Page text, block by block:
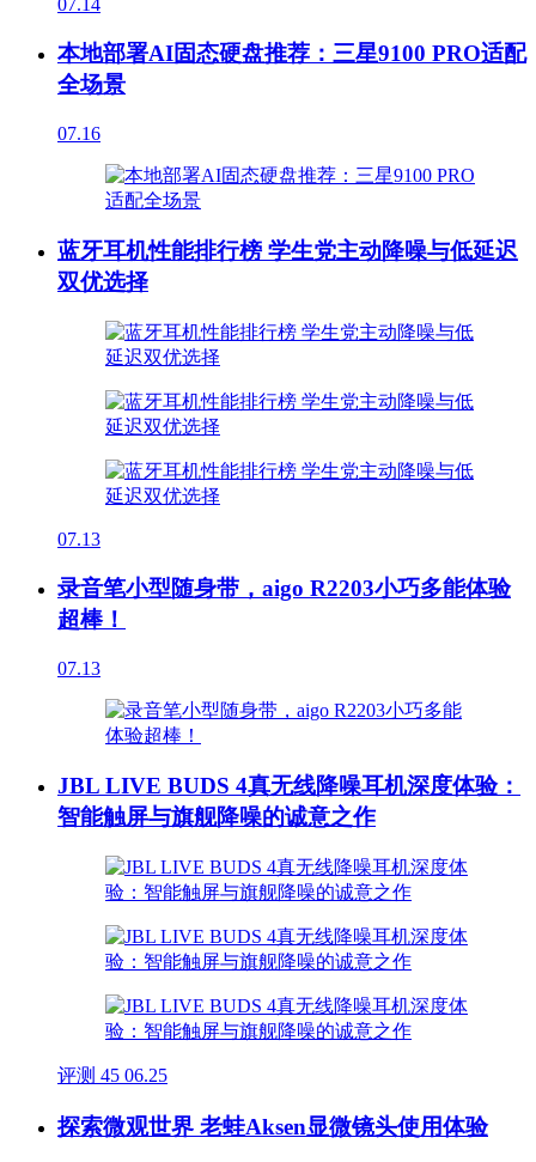
07.14
本地部署AI固态硬盘推荐：三星9100 PRO适配
全场景
07.16
蓝牙耳机性能排行榜 学生党主动降噪与低延迟
双优选择
07.13
录音笔小型随身带，aigo R2203小巧多能体验
超棒！
07.13
JBL LIVE BUDS 4真无线降噪耳机深度体验：
智能触屏与旗舰降噪的诚意之作
评测 45 06.25
探索微观世界 老蛙Aksen显微镜头使用体验